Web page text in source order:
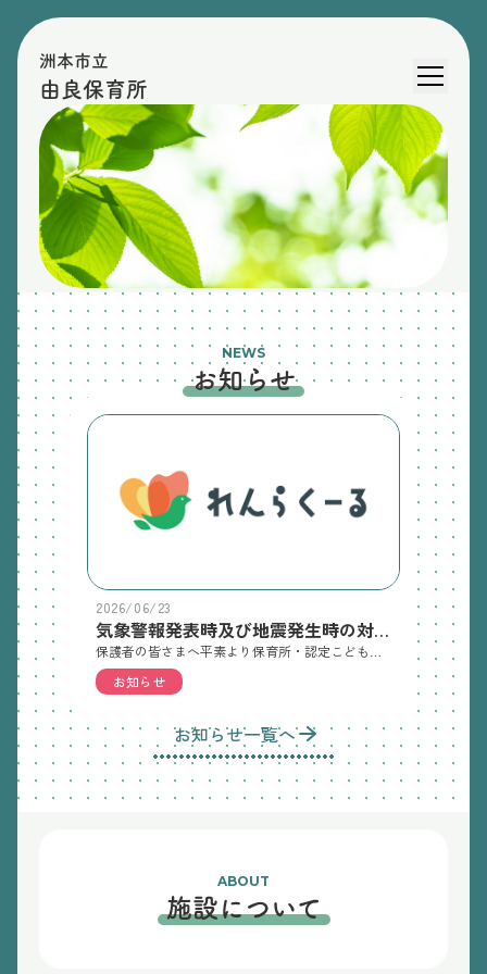
洲本市立
由良保育所
NEWS
お知らせ
2026/06/23
気象警報発表時及び地震発生時の対応について
保護者の皆さまへ平素より保育所・認定こども園の運営にご理解とご協力をいただき、ありがとうございます。台風や大雨等により気象警報が発表された場合の対応について、添付資料のとおりお知らせします。お子さまの安全確保のため、気象警報発表時等の対応について事前にご確認いただきますようお願いします。
お知らせ
お知らせ一覧へ
ABOUT
施設について